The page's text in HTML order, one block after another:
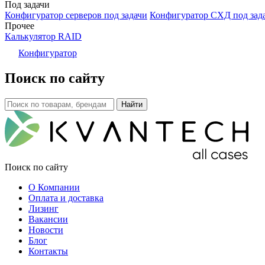
Под задачи
Конфигуратор серверов под задачи Конфигуратор СХД под
Прочее
Калькулятор RAID
Конфигуратор
Поиск по сайту
Поиск по сайту
О Компании
Оплата и доставка
Лизинг
Вакансии
Новости
Блог
Контакты